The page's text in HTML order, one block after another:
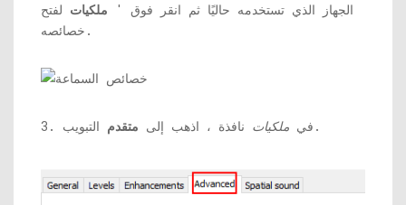
الجهاز الذي تستخدمه حاليًا ثم انقر فوق ' ملكيات لفتح
خصائصه.
3. في ملكيات نافذة ، اذهب إلى متقدم التبويب.